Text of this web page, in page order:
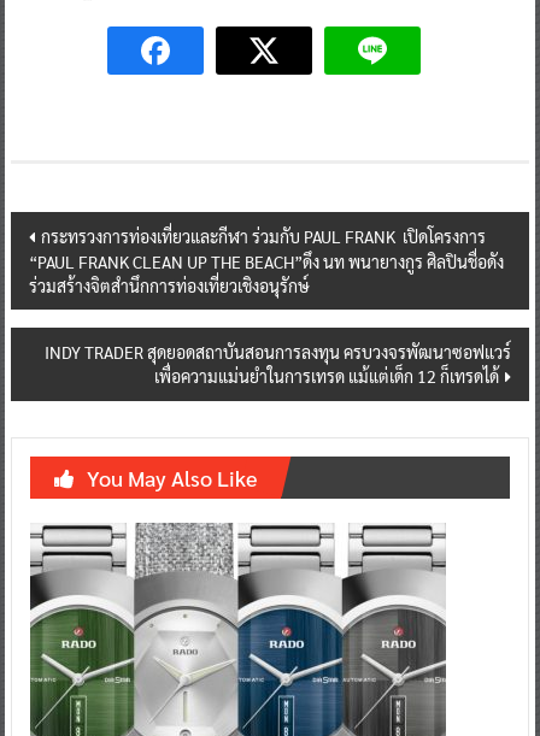
Post
navigation
กระทรวงการท่องเที่ยวและกีฬา ร่วมกับ PAUL FRANK เปิดโครงการ
“PAUL FRANK CLEAN UP THE BEACH”ดึง นท พนายางกูร ศิลปินชื่อดัง
ร่วมสร้างจิตสำนึกการท่องเที่ยวเชิงอนุรักษ์
INDY TRADER สุดยอดสถาบันสอนการลงทุน ครบวงจรพัฒนาซอฟแวร์
เพื่อความแม่นยำในการเทรด แม้แต่เด็ก 12 ก็เทรดได้
You May Also Like